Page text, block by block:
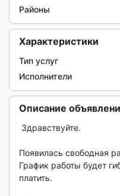
Районы
Характеристики
Тип услуг
Исполнители
Описание
Появилась свободная
График работы будет
платить.